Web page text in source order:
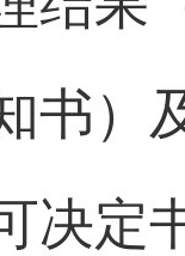
书）
决定